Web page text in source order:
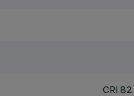
CRI 82